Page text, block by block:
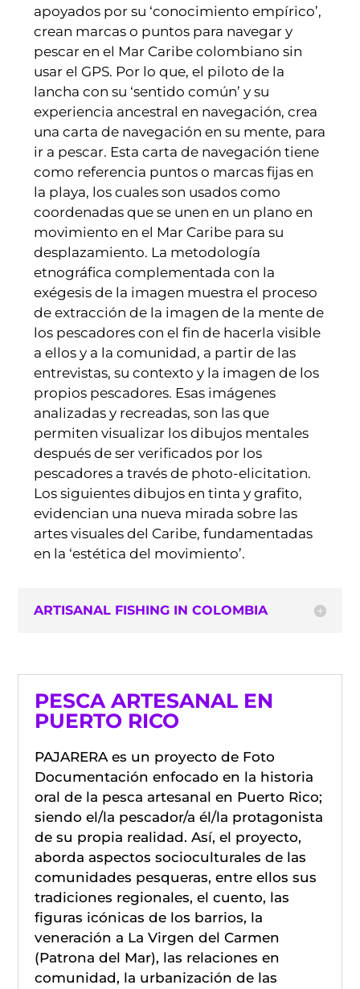
apoyados por su ‘conocimiento empírico’,
crean marcas o puntos para navegar y
pescar en el Mar Caribe colombiano sin
usar el GPS. Por lo que, el piloto de la
lancha con su ‘sentido común’ y su
experiencia ancestral en navegación, crea
una carta de navegación en su mente, para
ir a pescar. Esta carta de navegación tiene
como referencia puntos o marcas fijas en
la playa, los cuales son usados como
coordenadas que se unen en un plano en
movimiento en el Mar Caribe para su
desplazamiento. La metodología
etnográfica complementada con la
exégesis de la imagen muestra el proceso
de extracción de la imagen de la mente de
los pescadores con el fin de hacerla visible
a ellos y a la comunidad, a partir de las
entrevistas, su contexto y la imagen de los
propios pescadores. Esas imágenes
analizadas y recreadas, son las que
permiten visualizar los dibujos mentales
después de ser verificados por los
pescadores a través de photo-elicitation.
Los siguientes dibujos en tinta y grafito,
evidencian una nueva mirada sobre las
artes visuales del Caribe, fundamentadas
en la ‘estética del movimiento’.
ARTISANAL FISHING IN COLOMBIA
PESCA ARTESANAL EN
PUERTO RICO
PAJARERA es un proyecto de Foto
Documentación enfocado en la historia
oral de la pesca artesanal en Puerto Rico;
siendo el/la pescador/a él/la protagonista
de su propia realidad. Así, el proyecto,
aborda aspectos socioculturales de las
comunidades pesqueras, entre ellos sus
tradiciones regionales, el cuento, las
figuras icónicas de los barrios, la
veneración a La Virgen del Carmen
(Patrona del Mar), las relaciones en
comunidad, la urbanización de las